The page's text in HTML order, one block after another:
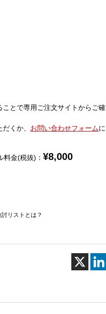
とで専用ご注文サイトからご確
くか、 お問い合わせフォームに
料金(税抜)： ¥8,000
討リストとは？